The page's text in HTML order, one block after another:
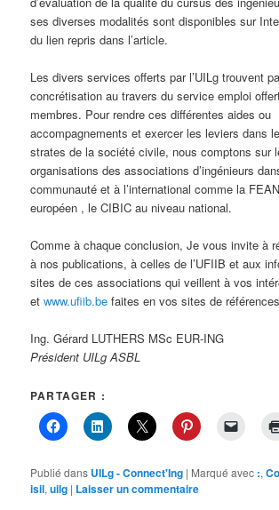
ses diverses modalités sont disponibles sur
du lien repris dans l’article.
Les divers services offerts par l’UILg trouvent
concrétisation au travers du service emploi
membres. Pour rendre ces différentes aides ou
accompagnements et exercer les leviers dans
strates de la société civile, nous comptons sur
organisations des associations d’ingénieurs
communauté et à l’international comme la
européen , le CIBIC au niveau national.
Comme à chaque conclusion, Je vous invite à
à nos publications, à celles de l’UFIIB et aux
sites de ces associations qui veillent à vos
etwww.ufiib.be faites en vos sites de
Ing. Gérard LUTHERS MSc EUR-ING
Président UILg ASBL
PARTAGER :
Publié dans UILg - Connect'Ing | Marqué avec :,
isil,uilg | Laisser un commentaire